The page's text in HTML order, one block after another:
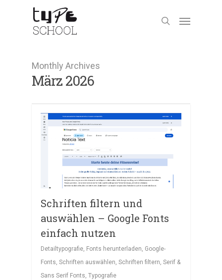
Monthly Archives
März 2026
Schriften filtern und
auswählen – Google Fonts
einfach nutzen
Detailtypografie, Fonts herunterladen, Google-
Fonts, Schriften auswählen, Schriften filtern, Serif &
Sans Serif Fonts, Typografie